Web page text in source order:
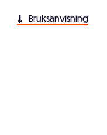
Bruksanvisning